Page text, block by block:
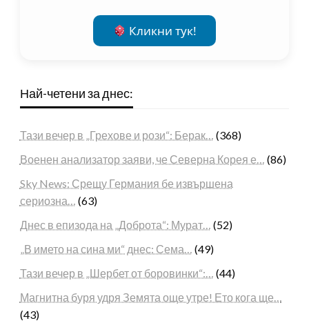
Кликни тук!
Най-четени за днес:
Тази вечер в „Грехове и рози“: Берак… (368)
Военен анализатор заяви, че Северна Корея е… (86)
Sky News: Срещу Германия бе извършена
сериозна… (63)
Днес в епизода на „Доброта“: Мурат… (52)
„В името на сина ми“ днес: Сема… (49)
Тази вечер в „Шербет от боровинки“:… (44)
Магнитна буря удря Земята още утре! Ето кога ще…
(43)